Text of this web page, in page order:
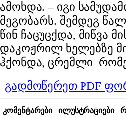
ამოხდა. – იგი
მეგობარს. შემდეგ
წინ ჩაცუცქდა, მიწვა
დაკოჟრილ ხელებზე
ჰქონდა, ცრემლი
გადმოწერეთ PDF
კომენტარები ილუსტრაციები